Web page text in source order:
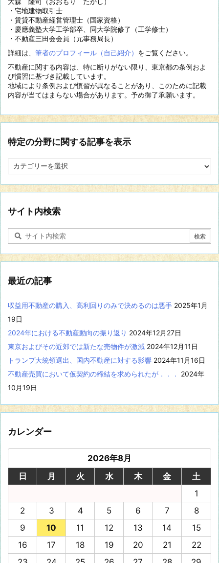
・宅地建物取引士
・賃貸不動産経営管理士（国家資格）
・慶應義塾大学工学部卒、同大学院修了（工学修士）
・不動産三田会会員（元事務局長）
詳細は、 筆者のプロフィール（自己紹介） をご覧ください。
不動産に関する内容は、特に断りがない限り、東京都の条例およ
び慣習に基づき記載しています。
地域により条例および慣習が異なることがあり、このために記載
内容が当てはまらない場合があります。予め御了承願います。
特定の分野に関する記事を表示
定
分
に
関
す
記
事
を
示
サイト内検索
最近の記事
収益用不動産の購入、高利回りのみで決めるのは悪手 2025年1月
19日
2024年における不動産動向の振り返り 2024年12月27日
東京およびその近郊では新たな売物件が激減 2024年12月11日
トランプ大統領選出、国内不動産に対する影響 2024年11月16日
不動産売買において仮契約の締結を求められたが．．．
2024年
10月19日
カレンダー
2026年8月
日
月 火 水 木 金
土
1
2
3 4 5 6 7
8
9
10 11 12 13 14
15
16
17 18 19 20 21
22